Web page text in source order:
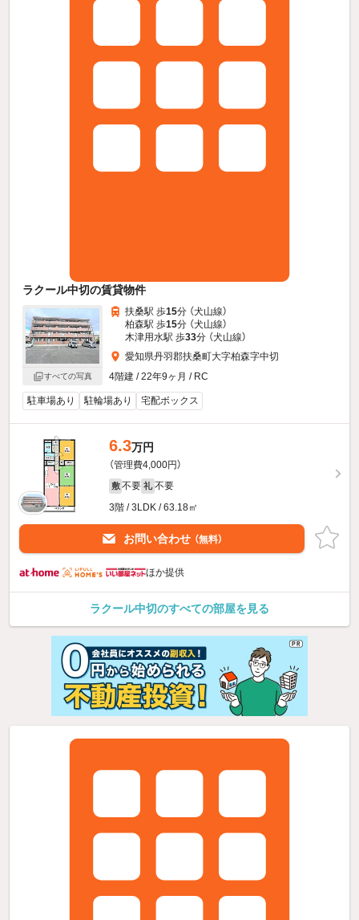
ラクール中切の賃貸物件
すべての写真
扶桑駅 歩15分 （犬山線）
柏森駅 歩15分 （犬山線）
木津用水駅 歩33分 （犬山線）
愛知県丹羽郡扶桑町大字柏森字中切
4階建 / 22年9ヶ月 / RC
駐車場あり 駐輪場あり 宅配ボックス
6.3万円
（管理費4,000円）
敷 不要 礼 不要
3階 / 3LDK / 63.18㎡
お問い合わせ （無料）
ほか提供
ラクール中切のすべての部屋を見る